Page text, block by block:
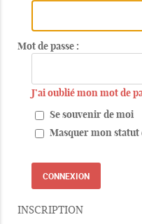
Mot de passe :
J’ai oublié mon mot de
Se souvenir de moi
Masquer mon statut
INSCRIPTION